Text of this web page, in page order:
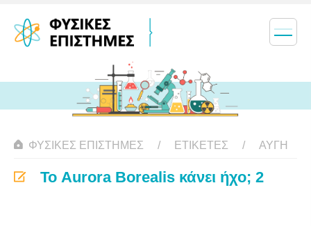
ΦΥΣΙΚΈΣ ΕΠΙΣΤΉΜΕΣ ΕΤΙΚΈΤΕΣ ΑΥΓΉ
Το Aurora Borealis κάνει ήχο; 2